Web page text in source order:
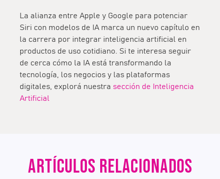
La alianza entre Apple y Google para potenciar
Siri con modelos de IA marca un nuevo capítulo en
la carrera por integrar inteligencia artificial en
productos de uso cotidiano. Si te interesa seguir
de cerca cómo la IA está transformando la
tecnología, los negocios y las plataformas
digitales , explorá nuestra sección de Inteligencia
Artificial
ARTÍCULOS RELACIONADOS